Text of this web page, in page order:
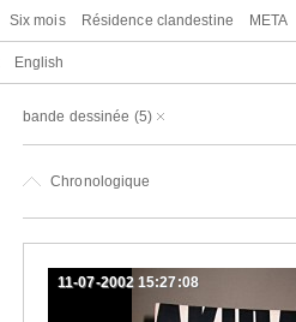
Six mois Résidence clandestine META
English
bande dessinée (5)
Chronologique
11-07-2002 15:27:08